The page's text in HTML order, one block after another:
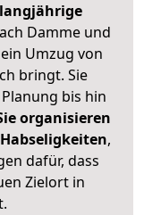
langjährige
Damme und
Umzug von
bringt. Sie
bis hin
organisieren
,
dafür, dass
Zielort in